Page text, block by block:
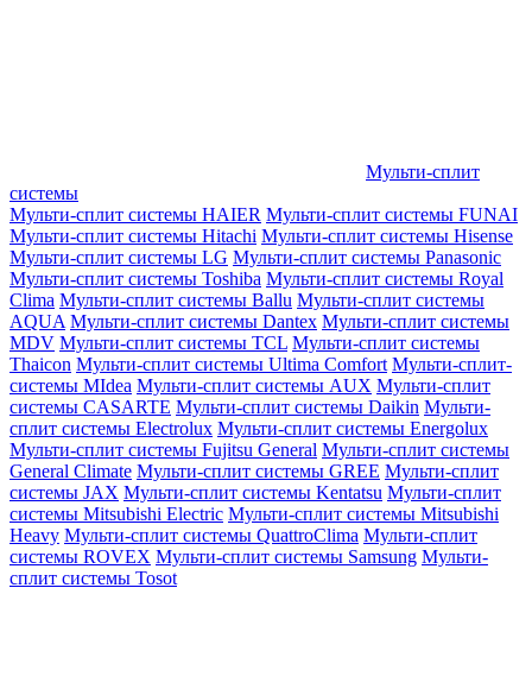
Мульти-сплит
системы
Мульти-сплит системы HAIER Мульти-сплит системы FUNAI
Мульти-сплит системы Hitachi Мульти-сплит системы Hisense
Мульти-сплит системы LG Мульти-сплит системы Panasonic
Мульти-сплит системы Toshiba Мульти-сплит системы Royal
Clima Мульти-сплит системы Ballu Мульти-сплит системы
AQUA Мульти-сплит системы Dantex Мульти-сплит системы
MDV Мульти-сплит системы TCL Мульти-сплит системы
Thaicon Мульти-сплит системы Ultima Comfort Мульти-сплит-
системы MIdea Мульти-сплит системы AUX Мульти-сплит
системы CASARTE Мульти-сплит системы Daikin Мульти-
сплит системы Electrolux Мульти-сплит системы Energolux
Мульти-сплит системы Fujitsu General Мульти-сплит системы
General Climate Мульти-сплит системы GREE Мульти-сплит
системы JAX Мульти-сплит системы Kentatsu Мульти-сплит
системы Mitsubishi Electric Мульти-сплит системы Mitsubishi
Heavy Мульти-сплит системы QuattroClima Мульти-сплит
системы ROVEX Мульти-сплит системы Samsung Мульти-
сплит системы Tosot